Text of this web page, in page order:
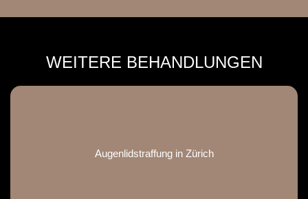
WEITERE BEHANDLUNGEN
Augenlidstraffung in Zürich